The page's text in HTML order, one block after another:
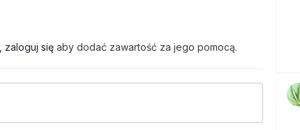
zaloguj się aby dodać zawartość za jego pomocą.